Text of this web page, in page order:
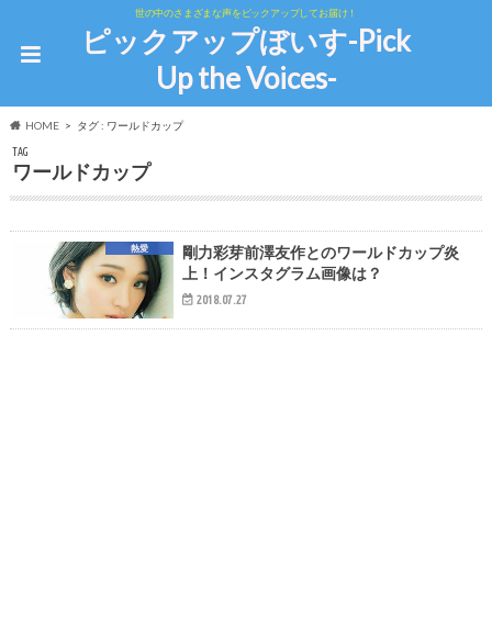
世の中のさまざまな声をピックアップしてお届け！
ピックアップぼいす-Pick
Up the Voices-
HOME タグ : ワールドカップ
TAG
ワールドカップ
熱愛
剛力彩芽前澤友作とのワールドカップ炎
上！インスタグラム画像は？
2018.07.27